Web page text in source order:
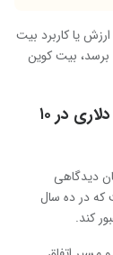
یا کاربرد بیت
به ۷۰ هزار دلار هم برسد، بیت‌ کوین
پیش‌بینی جسورانه: بیت‌ کوین یک میلیون دلاری در ۱۰
دیدگاهی
که در ده سال
کند.